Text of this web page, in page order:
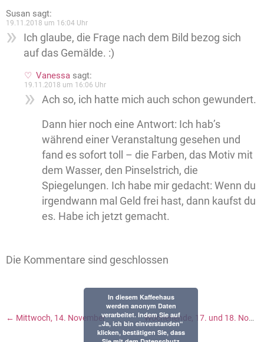
Susan sagt:
19.11.2018 um 16:04 Uhr
Ich glaube, die Frage nach dem Bild bezog sich
auf das Gemälde. :)
Vanessa sagt:
19.11.2018 um 16:06 Uhr
Ach so, ich hatte mich auch schon gewundert.
Dann hier noch eine Antwort: Ich hab’s
während einer Veranstaltung gesehen und
fand es sofort toll – die Farben, das Motiv mit
dem Wasser, den Pinselstrich, die
Spiegelungen. Ich habe mir gedacht: Wenn du
irgendwann mal Geld frei hast, dann kaufst du
es. Habe ich jetzt gemacht.
Die Kommentare sind geschlossen
← Mittwoch, 14. November Wochenende, 17. und 18. November
In diesem Kaffeehaus
werden anonym Daten
verarbeitet. Indem Sie auf
„Ja, ich bin einverstanden“
klicken, bestätigen Sie, dass